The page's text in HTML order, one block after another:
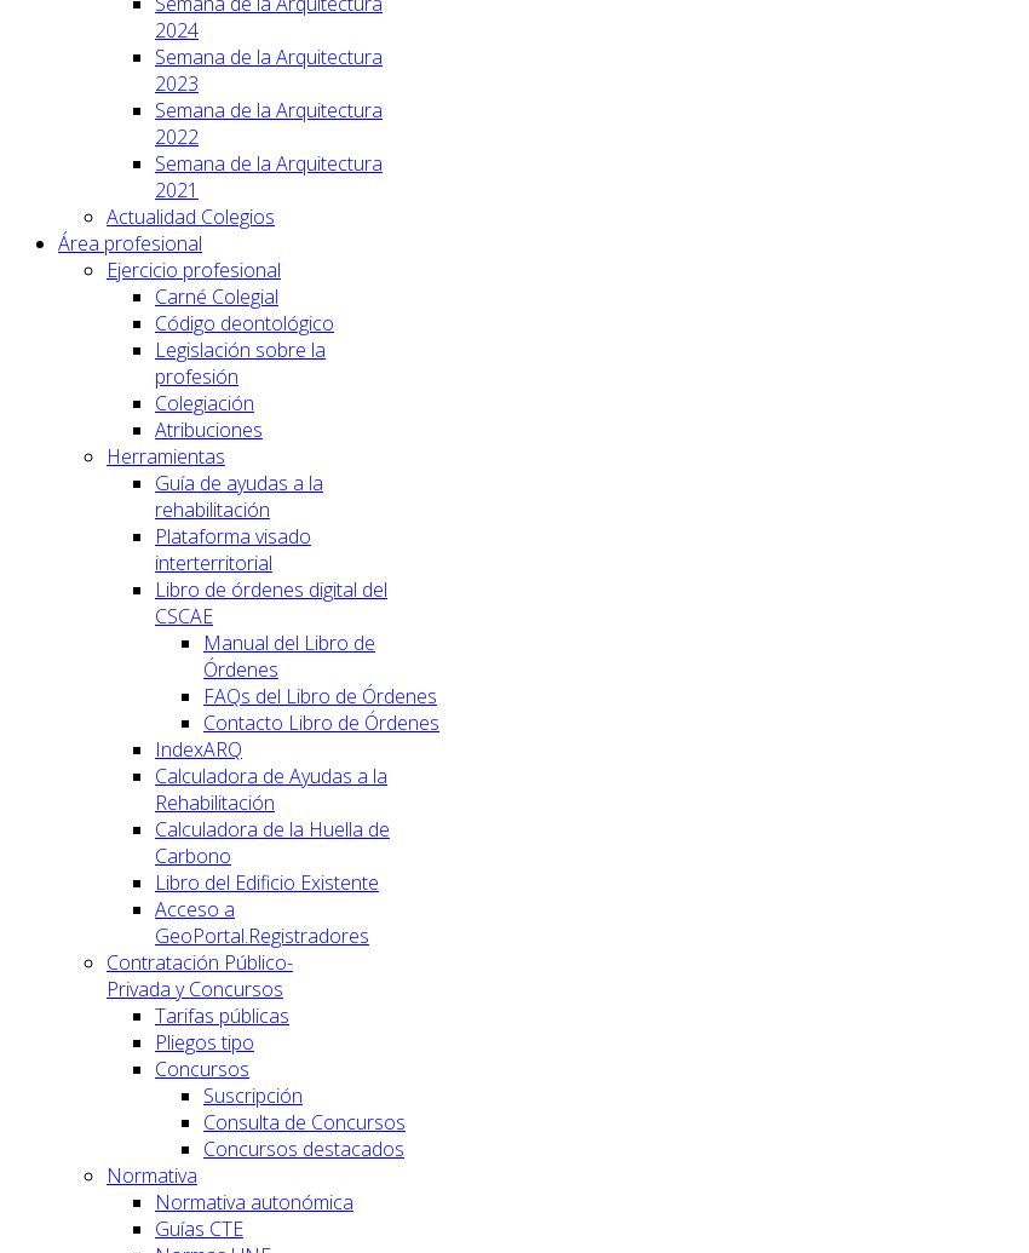
2024
Semana de la Arquitectura
2023
Semana de la Arquitectura
2022
Semana de la Arquitectura
2021
Actualidad Colegios
Área profesional
Ejercicio profesional
Carné Colegial
Código deontológico
Legislación sobre la
profesión
Colegiación
Atribuciones
Herramientas
Guía de ayudas a la
rehabilitación
Plataforma visado
interterritorial
Libro de órdenes digital del
CSCAE
Manual del Libro de
Órdenes
FAQs del Libro de Órdenes
Contacto Libro de Órdenes
IndexARQ
Calculadora de Ayudas a la
Rehabilitación
Calculadora de la Huella de
Carbono
Libro del Edificio Existente
Acceso a
GeoPortal.Registradores
Contratación Público-
Privada y Concursos
Tarifas públicas
Pliegos tipo
Concursos
Suscripción
Consulta de Concursos
Concursos destacados
Normativa
Normativa autonómica
Guías CTE